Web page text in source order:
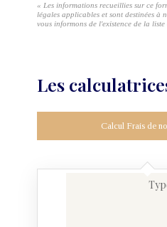
« Les informations recueillies sur ce
légales applicables et sont destinées
vous informons de l'existence de la
Les
Calcul Frais de